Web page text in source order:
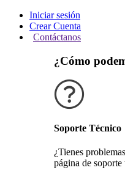
Iniciar sesión
Crear Cuenta
Contáctanos
¿Cómo
Soporte Técnico
¿Tienes
página de